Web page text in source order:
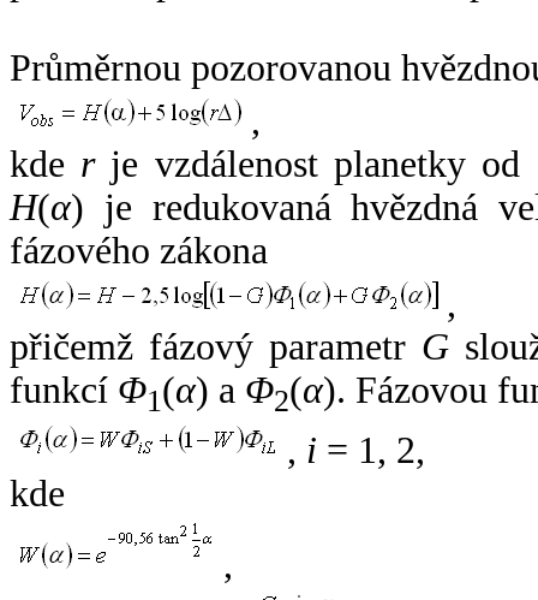
Průměrnou pozorovanou
,
kde rje vzdálenost planetky od
H(α) je redukovaná hvězdná
fázového zákona
,
přičemž fázový parametr G
funkcí Φ1(α) a Φ2(α). Fázovou
, i = 1, 2,
kde
,